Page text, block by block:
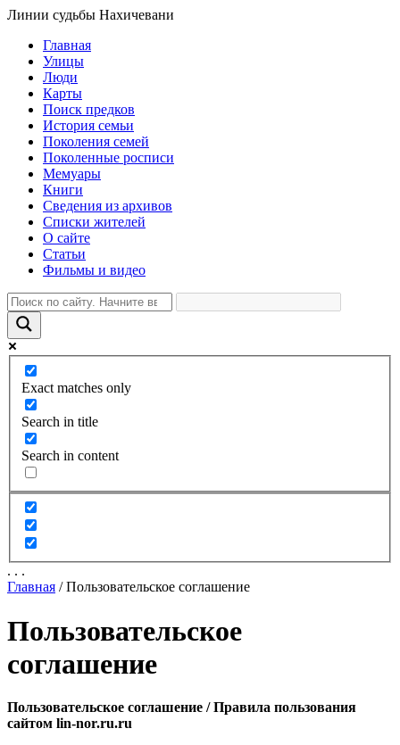
Линии судьбы Нахичевани
Главная
Улицы
Люди
Карты
Поиск предков
История семьи
Поколения семей
Поколенные росписи
Мемуары
Книги
Сведения из архивов
Списки жителей
О сайте
Статьи
Фильмы и видео
Exact matches only
Search in title
Search in content
. . .
Главная /Пользовательское соглашение
Пользовательское
соглашение
Пользовательское соглашение / Правила пользования
сайтом lin-nor.ru.ru